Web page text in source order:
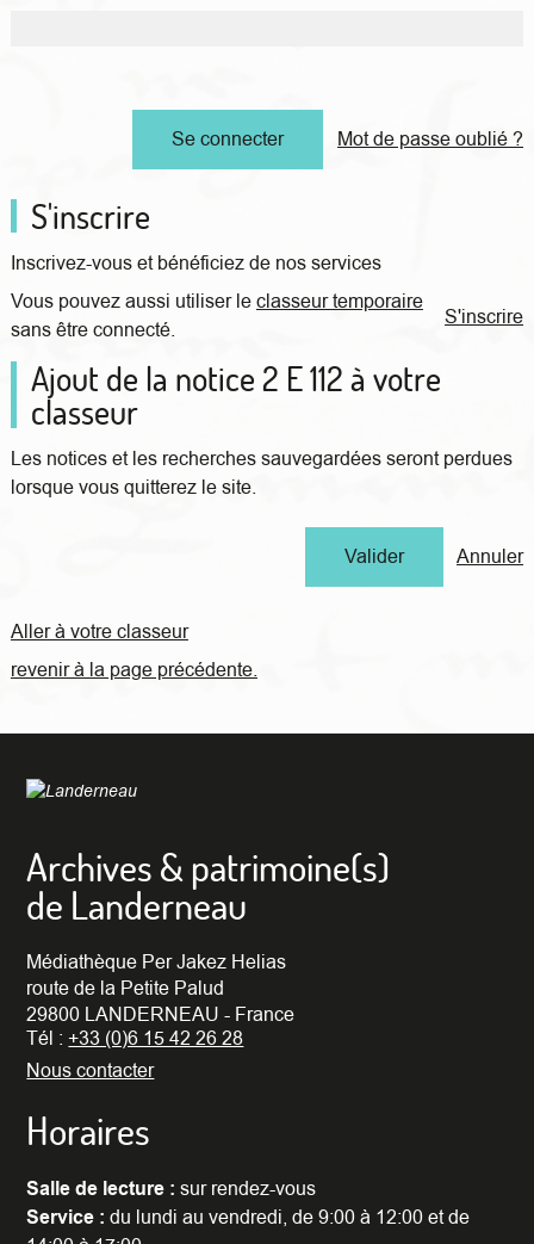
Mot de passe oublié ?
S'inscrire
Inscrivez-vous et bénéficiez de nos services
S'inscrire
Vous pouvez aussi utiliser leclasseur temporaire
sans être connecté.
Ajout de la notice 2 E 112 à votre
classeur
Les notices et les recherches sauvegardées seront perdues
lorsque vous quitterez le site.
Annuler
Aller à votre classeur
revenir à la page précédente.
Archives & patrimoine(s)
de Landerneau
Médiathèque Per Jakez Helias
route de la Petite Palud
29800 LANDERNEAU - France
Tél :+33 (0)6 15 42 26 28
Nous contacter
Horaires
Salle de lecture : sur rendez-vous
Service : du lundi au vendredi, de 9:00 à 12:00 et de